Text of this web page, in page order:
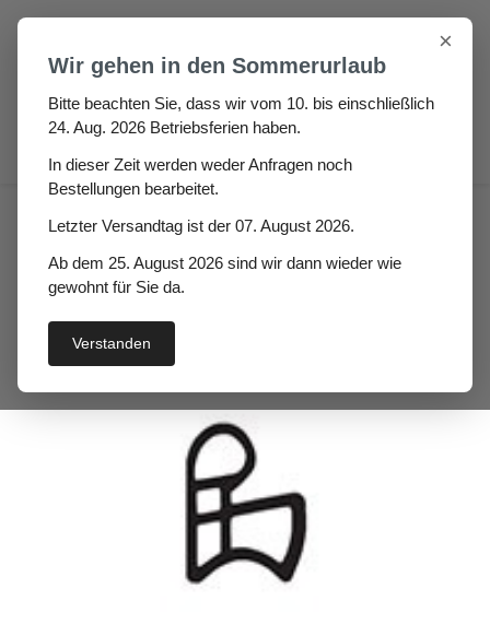
Zum Hauptinhalt springen
Haus
Fenster- / Türprofile
Stahlzargendichtung Autra
×
Wir gehen in den Sommerurlaub
Bitte beachten Sie, dass wir vom 10. bis einschließlich
24. Aug. 2026 Betriebsferien haben.
In dieser Zeit werden weder Anfragen noch
Bestellungen bearbeitet.
Letzter Versandtag ist der 07. August 2026.
Ab dem 25. August 2026 sind wir dann wieder wie
gewohnt für Sie da.
Verstanden